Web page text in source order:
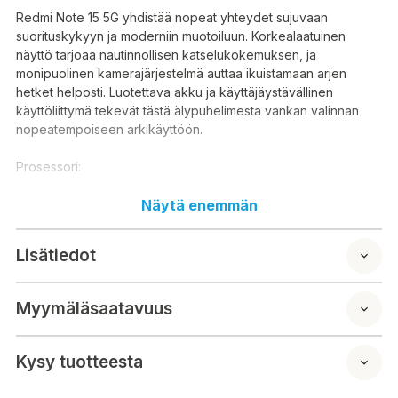
Redmi Note 15 5G yhdistää nopeat yhteydet sujuvaan
suorituskykyyn ja moderniin muotoiluun. Korkealaatuinen
näyttö tarjoaa nautinnollisen katselukokemuksen, ja
monipuolinen kamerajärjestelmä auttaa ikuistamaan arjen
hetket helposti. Luotettava akku ja käyttäjäystävällinen
käyttöliittymä tekevät tästä älypuhelimesta vankan valinnan
nopeatempoiseen arkikäyttöön.
Prosessori:
Snapdragon® 6 Gen 3 Mobile Platform
4 nm valmistusprosessi
CPU: kahdeksanytiminen, jopa 2.4 GHz
GPU: Adreno
Muisti:
6GB + 128GB
Laajennettava tallennustila jopa 1 TB
LPDDR4X + UFS 2.2
Näytä enemmän
Lisätiedot
Myymäläsaatavuus
Kysy tuotteesta